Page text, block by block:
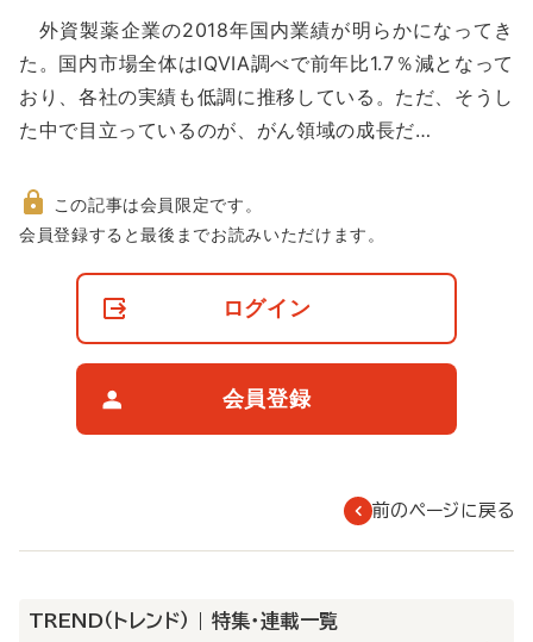
外資製薬企業の2018年国内業績が明らかになってき
た。国内市場全体はIQVIA調べで前年比1.7％減となって
おり、各社の実績も低調に推移している。ただ、そうし
た中で目立っているのが、がん領域の成長だ…
非
この記事は会員限定です。
会員登録すると最後までお読みいただけます。
ログイン
会員登録
前のページに戻る
TREND（トレンド） | 特集・連載一覧